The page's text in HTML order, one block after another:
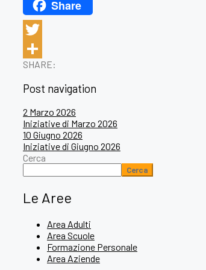
WhatsAppShare
Twitter
Condividi
SHARE:
Post navigation
2 Marzo 2026
Iniziative di Marzo 2026
10 Giugno 2026
Iniziative di Giugno 2026
Cerca
Cerca
Le Aree
Area Adulti
Area Scuole
Formazione Personale
Area Aziende